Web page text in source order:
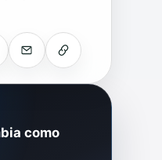
como